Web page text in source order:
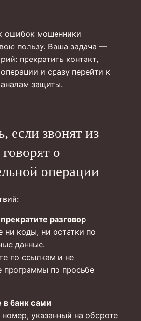
ошибок мошенники
пользу. Ваша задача —
прекратить контакт,
и сразу перейти к
защиты.
если звонят из
о
операции
разговор
ни коды, ни остатки по
данные.
по ссылкам и не
программы по просьбе
в банк сами
указанный на обороте